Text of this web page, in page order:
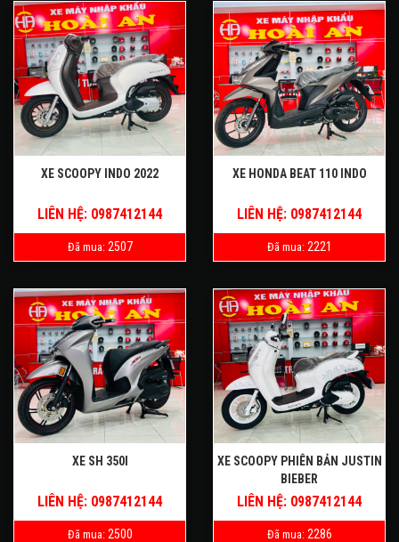
XE SCOOPY INDO 2022
LIÊN HỆ: 0987412144
Đã mua: 2507
XE HONDA BEAT 110 INDO
LIÊN HỆ: 0987412144
Đã mua: 2221
XE SH 350I
LIÊN HỆ: 0987412144
Đã mua: 2500
XE SCOOPY PHIÊN BẢN JUSTIN
BIEBER
LIÊN HỆ: 0987412144
Đã mua: 2286